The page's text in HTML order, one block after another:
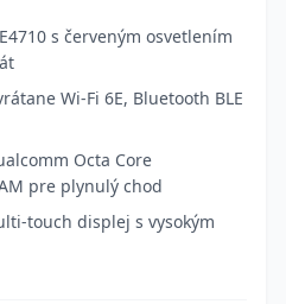
s červeným osvetlením
Wi-Fi 6E, Bluetooth BLE
Octa Core
pre plynulý chod
touch displej s vysokým